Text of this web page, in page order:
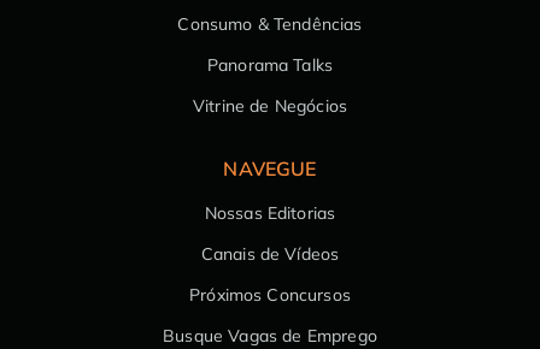
Consumo & Tendências
Panorama Talks
Vitrine de Negócios
NAVEGUE
Nossas Editorias
Canais de Vídeos
Próximos Concursos
Busque Vagas de Emprego